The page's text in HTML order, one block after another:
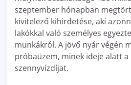
szeptember hónapban
kivitelező kihirdetése, aki
lakókkal való személyes
munkákról. A jövő nyár végén
próbaüzem, minek ideje alatt
szennyvízdíjat.